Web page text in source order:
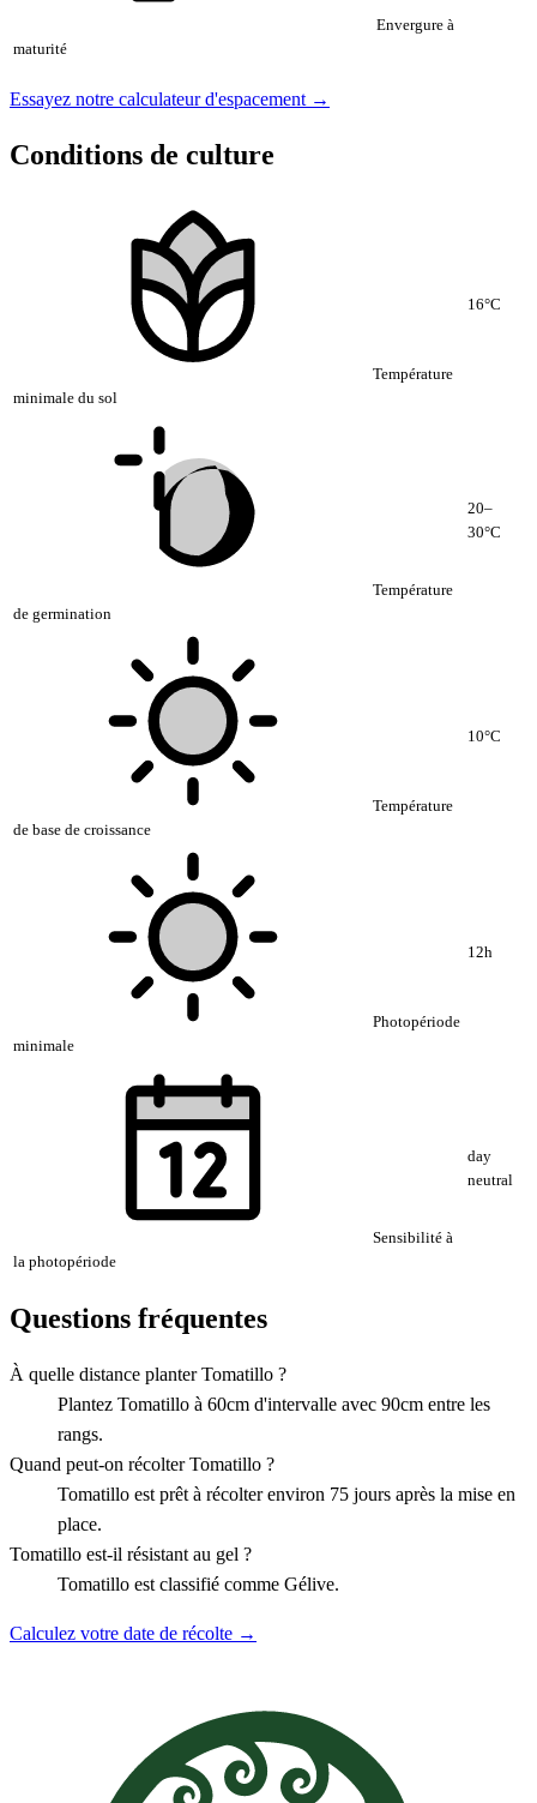
Envergure à
maturité
Essayez notre calculateur d'espacement →
Conditions de culture
Température
minimale du sol
16°C
Température
de germination
20–
30°C
Température
de base de croissance
10°C
Photopériode
minimale
12h
Sensibilité à
la photopériode
day
neutral
Questions fréquentes
À quelle distance planter Tomatillo ?
Plantez Tomatillo à 60cm d'intervalle avec 90cm entre les
rangs.
Quand peut-on récolter Tomatillo ?
Tomatillo est prêt à récolter environ 75 jours après la mise en
place.
Tomatillo est-il résistant au gel ?
Tomatillo est classifié comme Gélive.
Calculez votre date de récolte →